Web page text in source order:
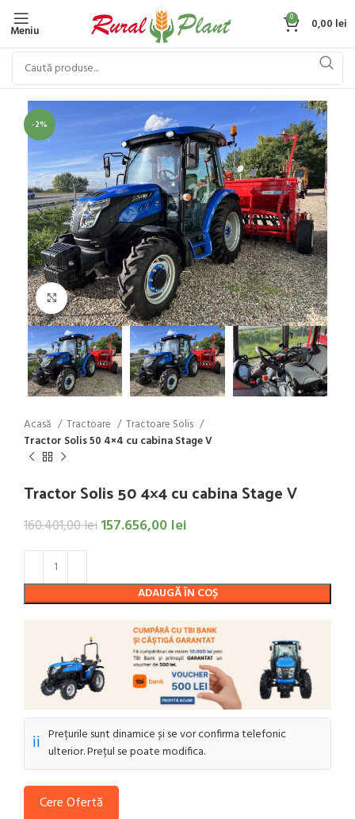
Meniu
0 0,00 lei
-2%
Click to enlarge
Acasă Tractoare
Tractoare Solis
Tractor Solis 50 4×4 cu cabina Stage V
Tractor Solis 50 4×4 cu cabina Stage V
160.401,00lei157.656,00 lei
ADAUGĂ ÎN COȘ
ℹ️ Prețurile sunt dinamice și se vor confirma telefonic
ulterior. Prețul se poate modifica.
Cere Ofertă